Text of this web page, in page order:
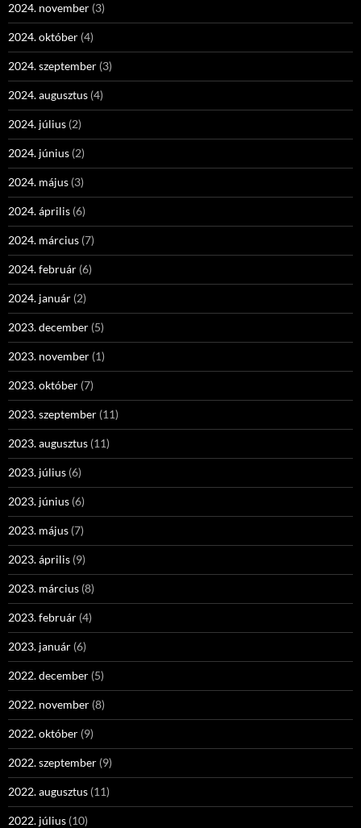
2024. november (3)
2024. október (4)
2024. szeptember (3)
2024. augusztus (4)
2024. július (2)
2024. június (2)
2024. május (3)
2024. április (6)
2024. március (7)
2024. február (6)
2024. január (2)
2023. december (5)
2023. november (1)
2023. október (7)
2023. szeptember (11)
2023. augusztus (11)
2023. július (6)
2023. június (6)
2023. május (7)
2023. április (9)
2023. március (8)
2023. február (4)
2023. január (6)
2022. december (5)
2022. november (8)
2022. október (9)
2022. szeptember (9)
2022. augusztus (11)
2022. július (10)